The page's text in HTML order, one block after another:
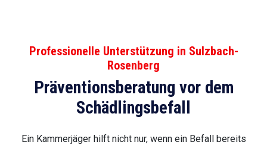
Professionelle Unterstützung in Sulzbach-
Rosenberg
Präventionsberatung vor dem
Schädlingsbefall
Ein Kammerjäger hilft nicht nur, wenn ein Befall bereits